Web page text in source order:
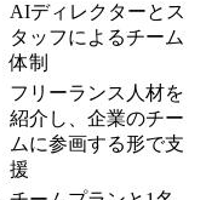
AIディレクターとス
タッフによるチーム
体制
フリーランス人材を
紹介し、企業のチー
ムに参画する形で支
援